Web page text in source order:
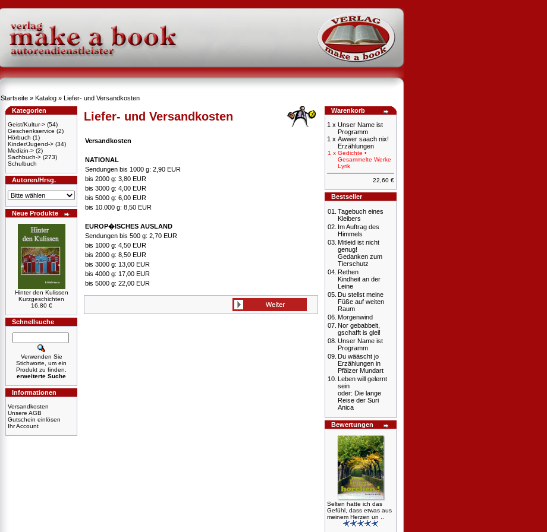
Startseite » Katalog » Liefer- und Versandkosten
Kategorien
Geist/Kultur-> (54)
Geschenkservice (2)
Hörbuch (1)
Kinder/Jugend-> (34)
Medizin-> (2)
Sachbuch-> (273)
Schulbuch
Autoren/Hrsg.
Neue Produkte
Hinter den Kulissen
Kurzgeschichten
16,80 €
Schnellsuche
Verwenden Sie
Stichworte, um ein
Produkt zu finden.
erweiterte Suche
Informationen
Versandkosten
Unsere AGB
Gutschein einlösen
Ihr Account
Liefer- und Versandkosten
Versandkosten
NATIONAL
Sendungen bis 1000 g: 2,90 EUR
bis 2000 g: 3,80 EUR
bis 3000 g: 4,00 EUR
bis 5000 g: 6,00 EUR
bis 10.000 g: 8,50 EUR
EUROP�ISCHES AUSLAND
Sendungen bis 500 g: 2,70 EUR
bis 1000 g: 4,50 EUR
bis 2000 g: 8,50 EUR
bis 3000 g: 13,00 EUR
bis 4000 g: 17,00 EUR
bis 5000 g: 22,00 EUR
Warenkorb
1 x Unser Name ist
Programm
1 x Awwer saach nix!
Erzählungen
1 x Gedichte •
Gesammelte Werke
Lyrik
22,60 €
Bestseller
01. Tagebuch eines
Kleibers
02. Im Auftrag des
Himmels
03. Mitleid ist nicht
genug!
Gedanken zum
Tierschutz
04. Rethen
Kindheit an der
Leine
05. Du stellst meine
Füße auf weiten
Raum
06. Morgenwind
07. Nor gebabbelt,
gschafft is glei!
08. Unser Name ist
Programm
09. Du wääscht jo
Erzählungen in
Pfälzer Mundart
10. Leben will gelernt
sein
oder: Die lange
Reise der Suri
Anica
Bewertungen
Selten hatte ich das
Gefühl, dass etwas aus
meinem Herzen un ..